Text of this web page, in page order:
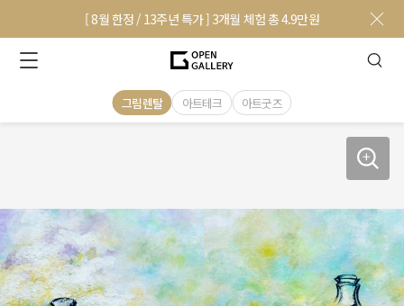
[ 8월 한정 / 13주년 특가 ] 3개월 체험 총 4.9만원
그림렌탈 아트테크 아트굿즈